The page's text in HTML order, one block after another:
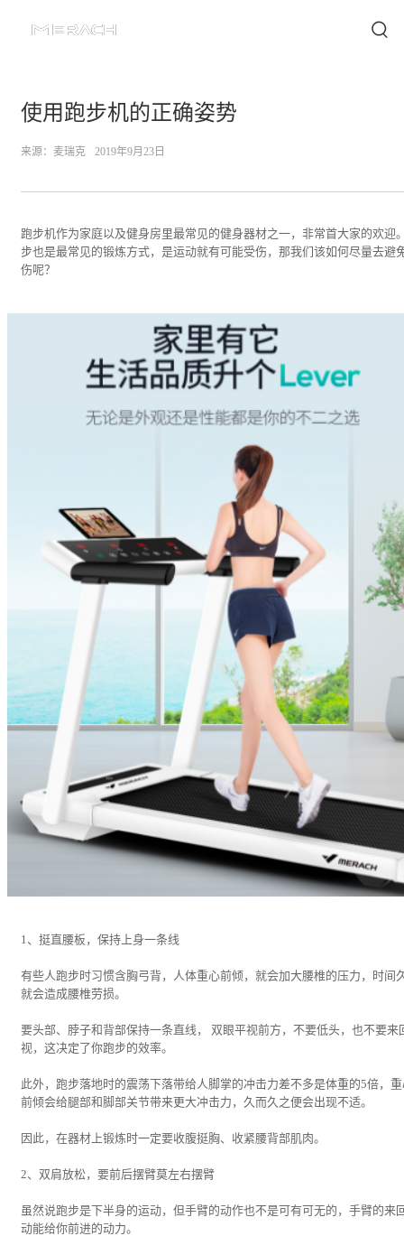
使用跑步机的正确姿势
来源： 麦瑞克 2019年9月23日
跑步机作为家庭以及健身房里最常见的健身器材之一，非常首大家的欢迎
步也是最常见的锻炼方式，是运动就有可能受伤，那我们该如何尽量去避
伤呢？
1、挺直腰板，保持上身一条线
有些人跑步时习惯含胸弓背，人体重心前倾，就会加大腰椎的压力，时间
就会造成腰椎劳损。
要头部、脖子和背部保持一条直线， 双眼平视前方，不要低头，也不要来
视，这决定了你跑步的效率。
此外，跑步落地时的震荡下落带给人脚掌的冲击力差不多是体重的5倍，
前倾会给腿部和脚部关节带来更大冲击力，久而久之便会出现不适。
因此，在器材上锻炼时一定要收腹挺胸、收紧腰背部肌肉。
2、双肩放松，要前后摆臂莫左右摆臂
虽然说跑步是下半身的运动，但手臂的动作也不是可有可无的，手臂的来
动能给你前进的动力。